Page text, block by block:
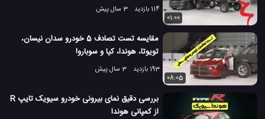
114 بازدید
3 سال پیش
01:00
مقایسه تست تصادف 5 خودرو سدان نیسان،
تویوتا، هوندا، کیا و سوبارو!
193 بازدید
3 سال پیش
08:05
بررسی دقیق نمای بیرونی خودرو سیویک تایپ R
از کمپانی هوندا